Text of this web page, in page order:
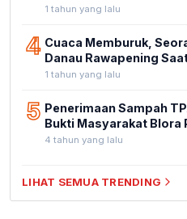
1 tahun yang lalu
4 Cuaca Memburuk,
Danau Rawapening
1 tahun yang lalu
5 Penerimaan Sampah
Bukti Masyarakat Blora
4 tahun yang lalu
LIHAT SEMUA TRENDING